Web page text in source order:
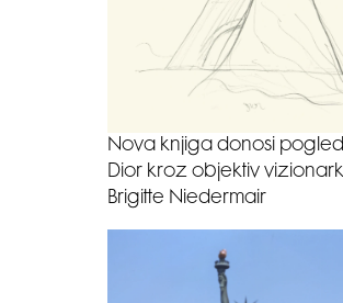
Nova knjiga donosi
Dior kroz objektiv
Brigitte Niedermair